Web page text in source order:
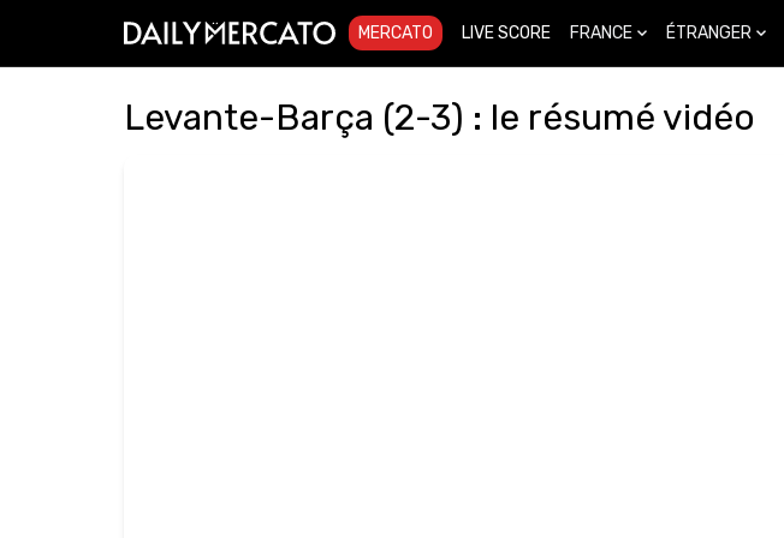
MERCATO LIVE SCORE FRANCE ÉTRANGER
Levante-Barça (2-3) : le résumé vidéo